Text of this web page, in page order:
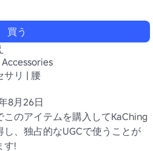
買う
サリ | 腰
8月26日
このアイテムを購入してKaChing
し、独占的なUGCで使うことが